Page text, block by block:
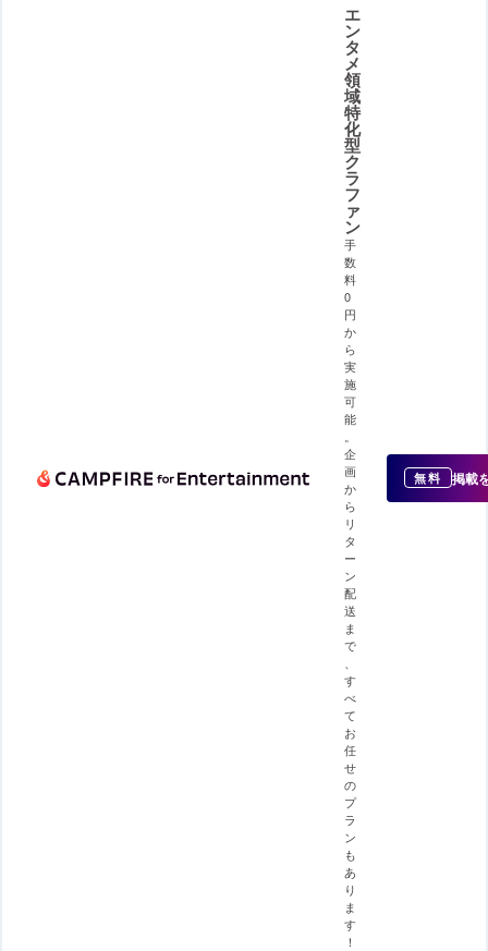
エ
ン
タ
メ
領
域
特
化
型
ク
ラ
フ
ァ
ン
手
数
料
0
円
か
ら
実
施
可
能
企
画
か
ら
リ
タ
ー
ン
配
送
ま
で
す
べ
て
お
任
せ
の
プ
ラ
ン
も
あ
り
ま
す
！
無料 掲載